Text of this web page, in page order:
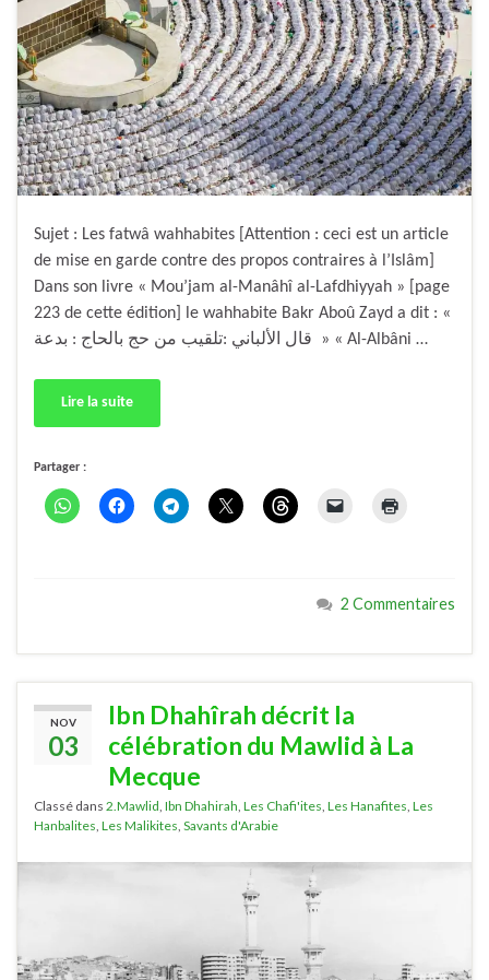
Sujet : Les fatwâ wahhabites [Attention : ceci est un article
de mise en garde contre des propos contraires à l’Islâm]
Dans son livre « Mou’jam al-Manâhî al-Lafdhiyyah » [page
223 de cette édition] le wahhabite Bakr Aboû Zayd a dit : «
قال الألباني :تلقيب من حج بالحاج : بدعة » « Al-Albâni …
Lire la suite
Partager :
2 Commentaires
NOV
03
Ibn Dhahîrah décrit la
célébration du Mawlid à La
Mecque
Classé dans 2.Mawlid Ibn Dhahirah Les Chafi'ites Les Hanafites Les
Hanbalites Les Malikites Savants d'Arabie